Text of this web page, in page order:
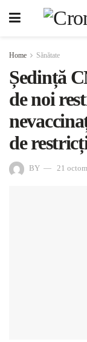
Home Sănătate
Ședință
de noi
de
BY 21